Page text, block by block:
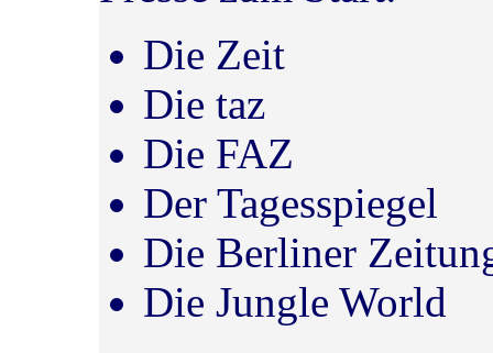
Die Zeit
Die taz
Die FAZ
Der Tagesspiegel
Die Berliner
Die Jungle World